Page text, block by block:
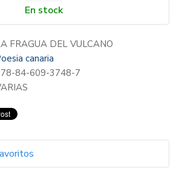
En stock
FRAGUA DEL VULCANO
canaria
84-609-3748-7